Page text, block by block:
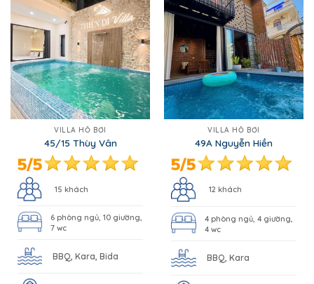
VILLA HỒ BƠI
45/15 Thùy Vân
15 khách
6 phòng ngủ, 10 giường,
7 wc
BBQ, Kara, Bida
VILLA HỒ BƠI
49A Nguyễn Hiền
12 khách
4 phòng ngủ, 4 giường,
4 wc
BBQ, Kara